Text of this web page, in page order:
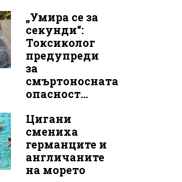
„Умира се за
секунди“:
Токсиколог
предупреди
за
смъртоносната
опасност...
Цигани
смениха
германците и
англичаните
на морето